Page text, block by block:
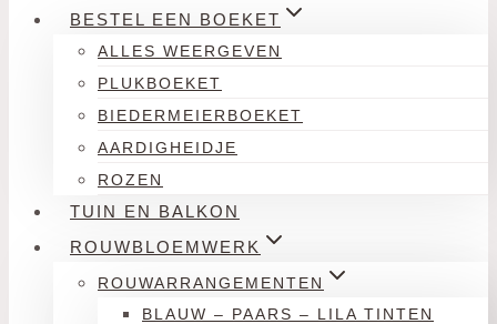
BESTEL EEN BOEKET
ALLES WEERGEVEN
PLUKBOEKET
BIEDERMEIERBOEKET
AARDIGHEIDJE
ROZEN
TUIN EN BALKON
ROUWBLOEMWERK
ROUWARRANGEMENTEN
BLAUW – PAARS – LILA TINTEN